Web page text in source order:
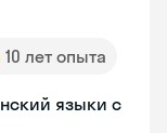
10 лет опыта
языки с